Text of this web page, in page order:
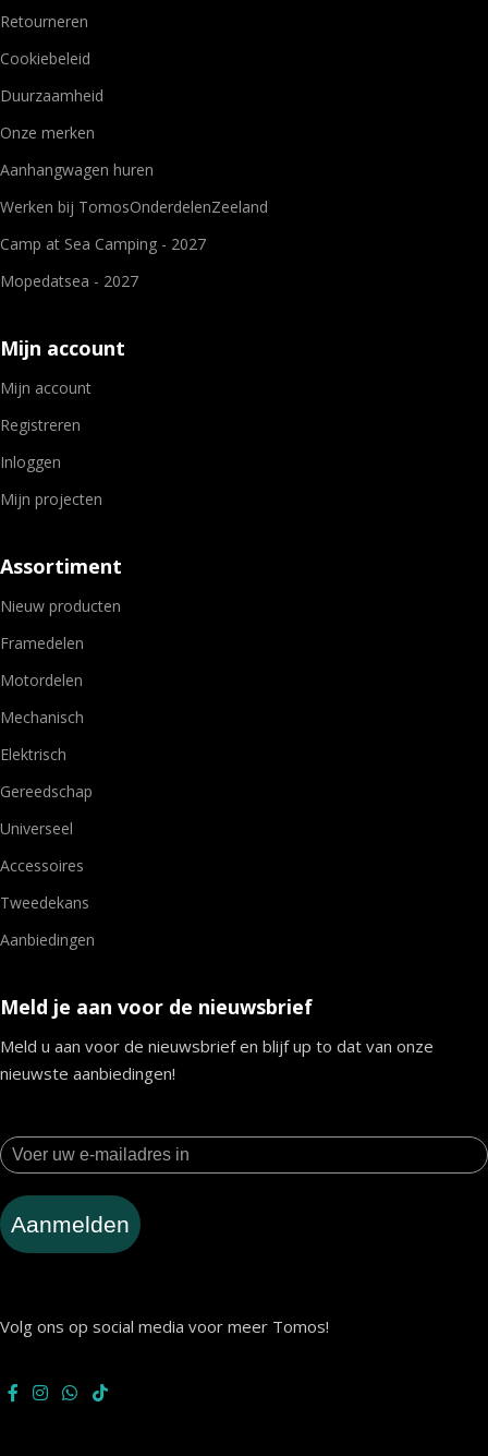
Retourneren
Cookiebeleid
Duurzaamheid
Onze merken
Aanhangwagen huren
Werken bij TomosOnderdelenZeeland
Camp at Sea Camping - 2027
Mopedatsea - 2027
Mijn account
Mijn account
Registreren
Inloggen
Mijn projecten
Assortiment
Nieuw producten
Framedelen
Motordelen
Mechanisch
Elektrisch
Gereedschap
Universeel
Accessoires
Tweedekans
Aanbiedingen
Meld je aan voor de nieuwsbrief
Meld u aan voor de nieuwsbrief en blijf up to dat van onze
nieuwste aanbiedingen!
Aanmelden
Volg ons op social media voor meer Tomos!